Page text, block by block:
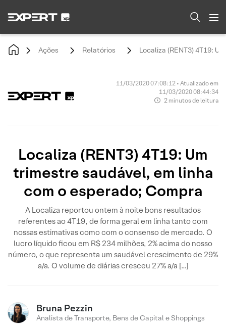
Ações Relatórios Localiza (RENT3) 4T19:
11/03/2020 07:08:12 • Atualizado em
11/03/2020 08:44:34
2 minutos de leitura
Localiza (RENT3) 4T19: Um
trimestre saudável, em linha
com o esperado; Compra
A Localiza reportou ontem à noite bons resultados
referentes ao 4T19, de forma geral em linha tanto com
nossas estimativas como com o consenso de mercado. O
lucro líquido ficou em R$ 234 milhões, 2% acima do nosso
número, o que representa um saudável crescimento de 29%
a/a. O volume de diárias cresceu 27% a/a […]
Bruna Pezzin
Analista de Transporte, Bens de Capital e Shoppings